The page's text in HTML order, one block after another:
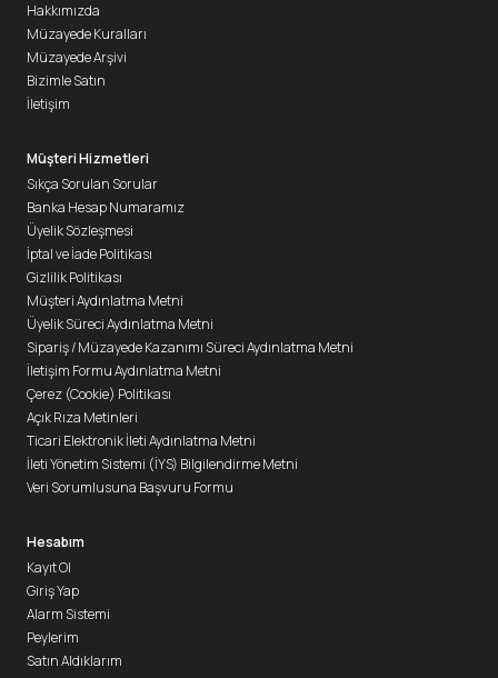
Hakkımızda
Müzayede Kuralları
Müzayede Arşivi
Bizimle Satın
İletişim
Müşteri Hizmetleri
Sıkça Sorulan Sorular
Banka Hesap Numaramız
Üyelik Sözleşmesi
İptal ve İade Politikası
Gizlilik Politikası
Müşteri Aydınlatma Metni
Üyelik Süreci Aydınlatma Metni
Sipariş / Müzayede Kazanımı Süreci Aydınlatma Metni
İletişim Formu Aydınlatma Metni
Çerez (Cookie) Politikası
Açık Rıza Metinleri
Ticari Elektronik İleti Aydınlatma Metni
İleti Yönetim Sistemi (İYS) Bilgilendirme Metni
Veri Sorumlusuna Başvuru Formu
Hesabım
Kayıt Ol
Giriş Yap
Alarm Sistemi
Peylerim
Satın Aldıklarım